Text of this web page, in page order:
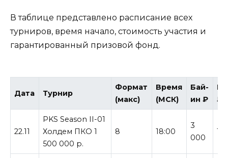
В таблице представлено расписание всех
турниров, время начало, стоимость участия и
гарантированный призовой фонд.
Дата Турнир
Формат
(макс)
Время
(МСК)
Бай-
ин ₽
₽
22.11
PKS Season II-01
Холдем ПКО 1
500 000 р.
8 18:00
3
000
1